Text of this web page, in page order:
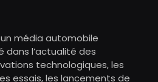
média automobile
dans l’actualité des
technologiques, les
essais, les lancements de